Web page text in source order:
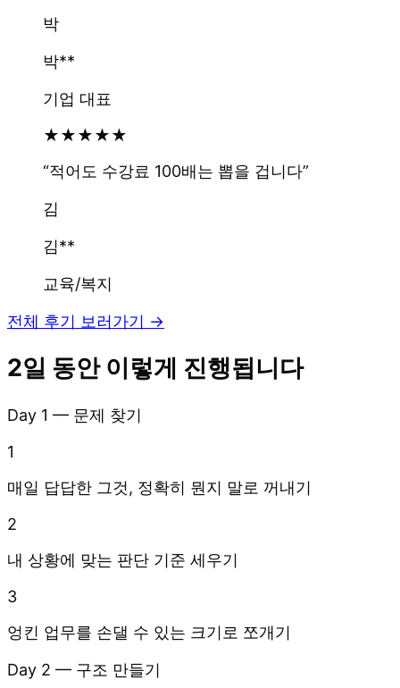
박
박**
기업 대표
★★★★★
“적어도 수강료 100배는 뽑을 겁니다”
김
김**
교육/복지
전체 후기 보러가기 →
2일 동안 이렇게 진행됩니다
Day 1 — 문제 찾기
1
매일 답답한 그것, 정확히 뭔지 말로 꺼내기
2
내 상황에 맞는 판단 기준 세우기
3
엉킨 업무를 손댈 수 있는 크기로 쪼개기
Day 2 — 구조 만들기